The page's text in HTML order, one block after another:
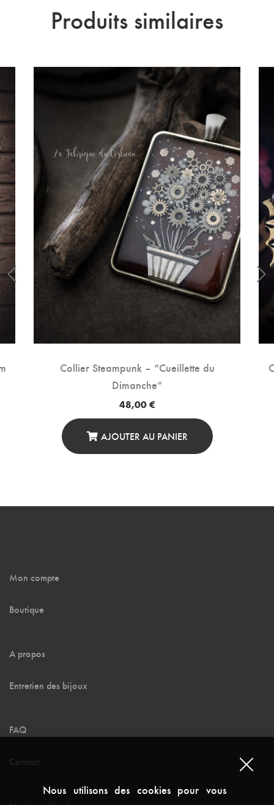
Produits similaires
Collier Steampunk – “Cueillette du
Dimanche”
48,00€
AJOUTER AU PANIER
Mon compte
Boutique
A propos
Entretien des bijoux
FAQ
Nous utilisons des cookies pour vous